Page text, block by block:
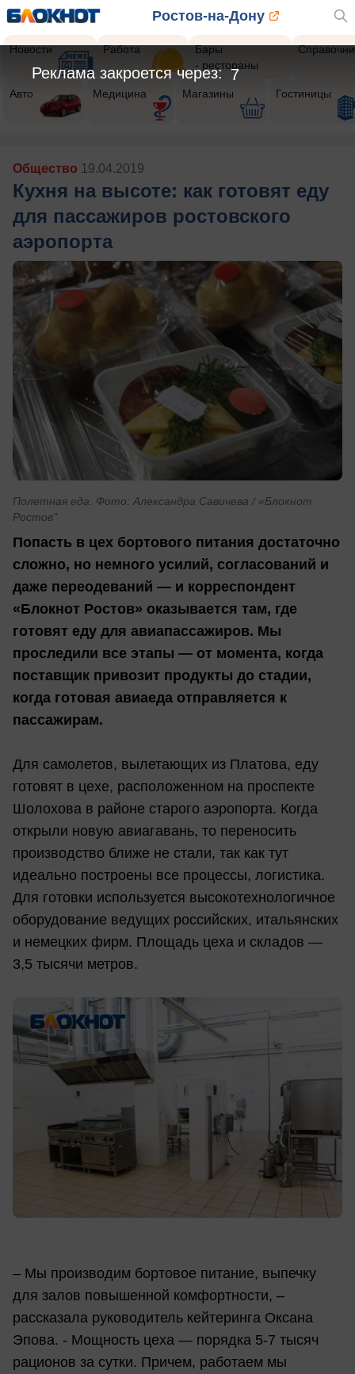
Ростов-на-Дону
Новости Работа
Бары
- рестораны
Авто Медицина Магазины Гостиницы
Общество 19.04.2019
Кухня на высоте: как готовят еду
для пассажиров ростовского
аэропорта
Полетная еда. Фото: Александра Савичева / «Блокнот
Ростов"
Попасть в цех бортового питания достаточно
сложно, но немного усилий, согласований и
даже переодеваний — и корреспондент
«Блокнот Ростов» оказывается там, где
готовят еду для авиапассажиров. Мы
проследили все этапы — от момента, когда
поставщик привозит продукты до стадии,
когда готовая авиаеда отправляется к
пассажирам.
Для самолетов, вылетающих из Платова, еду
готовят в цехе, расположенном на проспекте
Шолохова в районе старого аэропорта. Когда
открыли новую авиагавань, то переносить
производство ближе не стали, так как тут
идеально построены все процессы, логистика.
Для готовки используется высокотехнологичное
оборудование ведущих российских, итальянских
и немецких фирм. Площадь цеха и складов —
3,5 тысячи метров.
– Мы производим бортовое питание, выпечку
для залов повышенной комфортности, –
рассказала руководитель кейтеринга Оксана
Эпова. - Мощность цеха — порядка 5-7 тысяч
рационов за сутки. Причем, работаем мы
5
Реклама закроется через: